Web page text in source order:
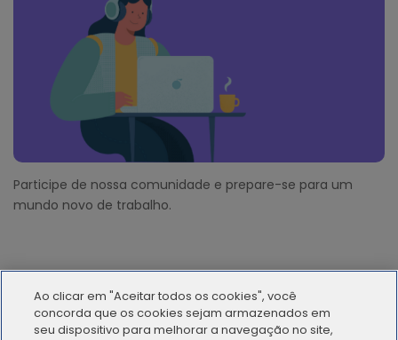
Participe de nossa comunidade e prepare-se para um
mundo novo de trabalho.
Ao clicar em "Aceitar todos os cookies", você
concorda que os cookies sejam armazenados em
seu dispositivo para melhorar a navegação no site,